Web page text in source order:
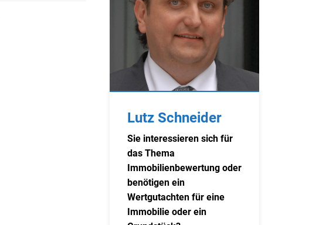
Lutz Schneider
Sie interessieren sich für
das Thema
Immobilienbewertung oder
benötigen ein
Wertgutachten für eine
Immobilie oder ein